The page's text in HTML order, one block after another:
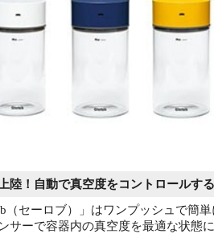
陸！自動で真空度をコントロールす
（セーロブ）」はワンプッシュで簡
サーで容器内の真空度を最適な状態